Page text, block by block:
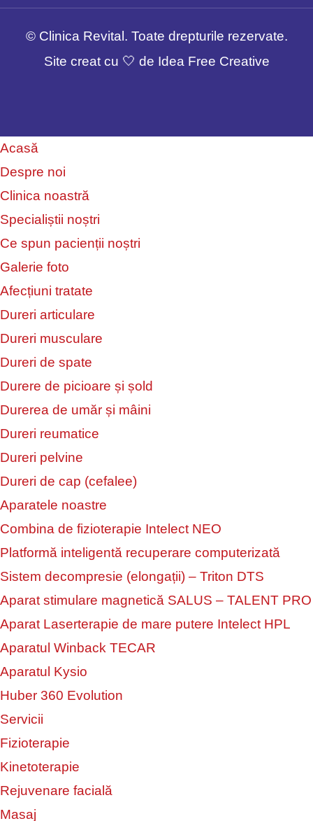
© Clinica Revital. Toate drepturile rezervate.
Site creat cu 🤍 de Idea Free Creative
Acasă
Despre noi
Clinica noastră
Specialiștii noștri
Ce spun pacienții noștri
Galerie foto
Afecțiuni tratate
Dureri articulare
Dureri musculare
Dureri de spate
Durere de picioare și șold
Durerea de umăr și mâini
Dureri reumatice
Dureri pelvine
Dureri de cap (cefalee)
Aparatele noastre
Combina de fizioterapie Intelect NEO
Platformă inteligentă recuperare computerizată
Sistem decompresie (elongații) – Triton DTS
Aparat stimulare magnetică SALUS – TALENT PRO
Aparat Laserterapie de mare putere Intelect HPL
Aparatul Winback TECAR
Aparatul Kysio
Huber 360 Evolution
Servicii
Fizioterapie
Kinetoterapie
Rejuvenare facială
Masaj